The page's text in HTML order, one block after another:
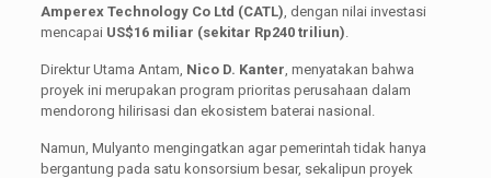
Amperex Technology Co Ltd (CATL) , dengan nilai investasi
mencapai US$16 miliar (sekitar Rp240 triliun)
Direktur Utama Antam, Nico D. Kanter , menyatakan bahwa
proyek ini merupakan program prioritas perusahaan dalam
mendorong hilirisasi dan ekosistem baterai nasional.
Namun, Mulyanto mengingatkan agar pemerintah tidak hanya
bergantung pada satu konsorsium besar, sekalipun proyek